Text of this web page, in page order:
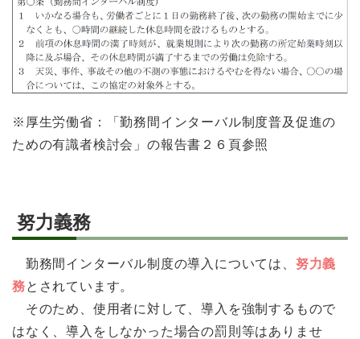
※厚生労働省：「勤務間インターバル制度普及促進の
ための有識者検討会」の報告書２６頁参照
努力義務
勤務間インターバル制度の導入については、 努力義
務とされています。
そのため、使用者に対して、導入を強制するもので
はなく、導入をしなかった場合の罰則等はありませ